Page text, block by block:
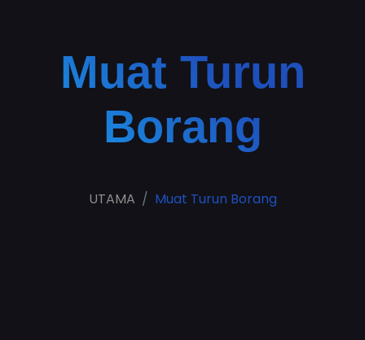
Muat Turun
Borang
UTAMA Muat Turun Borang